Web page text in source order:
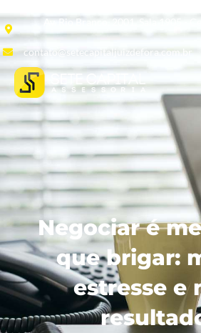
Av. Rio Branco, 2001, Sala 1905 -
contato@setecapitaljuizdefora.com.br
Negociar é
que brigar:
estresse e